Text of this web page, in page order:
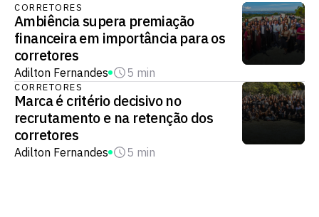
CORRETORES
Ambiência supera premiação
financeira em importância para os
corretores
Adilton Fernandes 5 min
CORRETORES
Marca é critério decisivo no
recrutamento e na retenção dos
corretores
Adilton Fernandes 5 min